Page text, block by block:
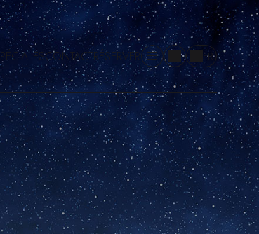
FR
CONTACTRÉSERVER